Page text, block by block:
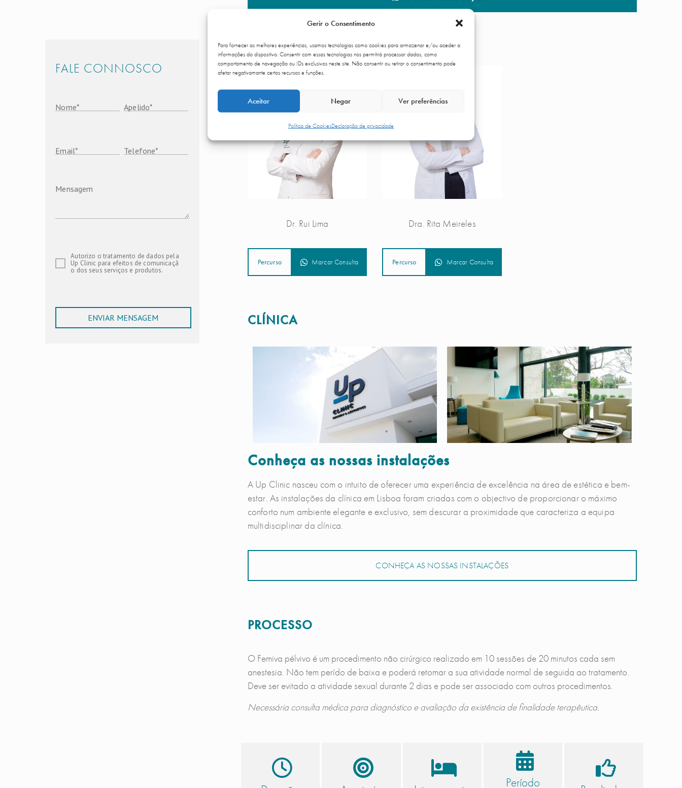
Gerir o Consentimento
Para fornecer as melhores experiências, usamos tecnologias como cookies para armazenar e/ou aceder a
informações do dispositivo. Consentir com essas tecnologias nos permitirá processar dados, como
comportamento de navegação ou IDs exclusivos neste site. Não consentir ou retirar o consentimento pode
afetar negativamante certos recursos e funções.
Aceitar Negar Ver preferências
Política de CookiesDeclaração de privacidade
FALE CONNOSCO
Nome* Apelido*
Email* Telefone*
Mensagem
Autorizo o tratamento de dados pela
Up Clinic para efeitos de comunicaçã
o dos seus serviços e produtos.
ENVIAR MENSAGEM
ESPECIALISTAS
Dr. Rui Lima
Percurso Marcar Consulta
Dra. Rita Meireles
Percurso Marcar Consulta
CLÍNICA
Conheça as nossas instalações
A Up Clinic nasceu com o intuito de oferecer uma experiência de excelência na área de estética e bem-
estar. As instalações da clínica em Lisboa foram criadas com o objectivo de proporcionar o máximo
conforto num ambiente elegante e exclusivo, sem descurar a proximidade que caracteriza a equipa
multidisciplinar da clínica.
CONHEÇA AS NOSSAS INSTALAÇÕES
PROCESSO
O Femiva pélvivo é um procedimento não cirúrgico realizado em 10 sessões de 20 minutos cada sem
anestesia. Não tem perído de baixa e poderá retomar a sua atividade normal de seguida ao tratamento.
Deve ser evitado a atividade sexual durante 2 dias e pode ser associado com outros procedimentos.
Necessária consulta médica para diagnóstico e avaliação da existência de finalidade terapêutica.
Período